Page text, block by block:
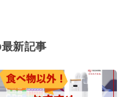
新記事